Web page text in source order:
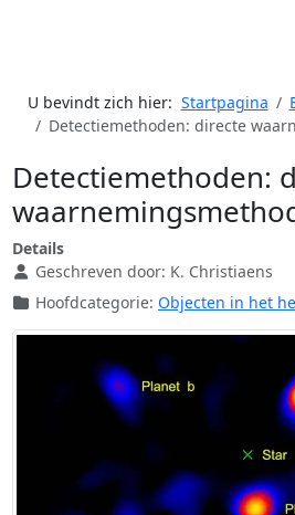
U bevindt zich hier: Startpagina
Detectiemethoden: directe
Detectiemethoden:
Details
Geschreven door: K. Christiaens
Hoofdcategorie: Objecten in het